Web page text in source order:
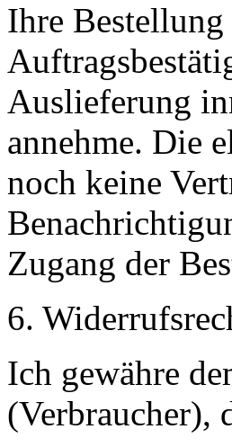
Ihre
Auslieferung
annehme. Die
noch keine
Zugang der
6.
Ich gewähre
(Verbraucher),